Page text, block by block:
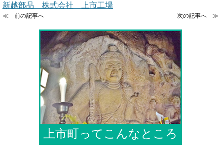
新越部品 株式会社 上市工場
≪ 前の記事へ 次の記事へ ≫
上市町ってこんなところ